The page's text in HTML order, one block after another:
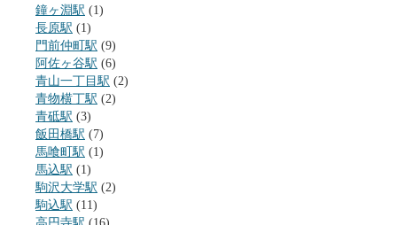
鐘ヶ淵駅 (1)
長原駅 (1)
門前仲町駅 (9)
阿佐ヶ谷駅 (6)
青山一丁目駅 (2)
青物横丁駅 (2)
青砥駅 (3)
飯田橋駅 (7)
馬喰町駅 (1)
馬込駅 (1)
駒沢大学駅 (2)
駒込駅 (11)